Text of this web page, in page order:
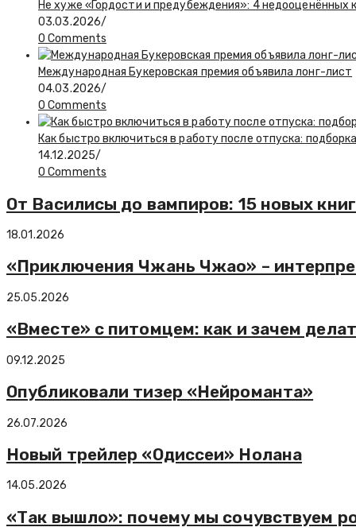
Не хуже «Гордости и предубеждения»: 4 недооценённых
03.03.2026/
0 Comments
Международная Букеровская премия объявила лонг-лист
04.03.2026/
0 Comments
Как быстро включиться в работу после отпуска:
14.12.2025/
0 Comments
От Василисы до вампиров: 15 новых
18.01.2026
«Приключения Чжань Чжао» –
25.05.2026
«Вместе» с питомцем: как и зачем
09.12.2025
Опубликовали тизер «Нейроманта»
26.07.2026
Новый трейлер «Одиссеи» Нолана
14.05.2026
«Так вышло»: почему мы сочувствуем